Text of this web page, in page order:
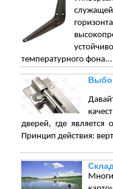
температурного фона...
дверей, где является
Принцип действия: